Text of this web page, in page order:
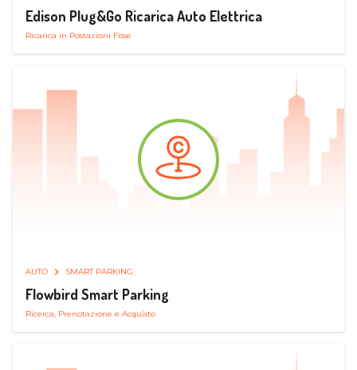
Edison Plug&Go Ricarica Auto Elettrica
Ricarica in Postazioni Fisse
AUTO SMART PARKING
Flowbird Smart Parking
Ricerca, Prenotazione e Acquisto